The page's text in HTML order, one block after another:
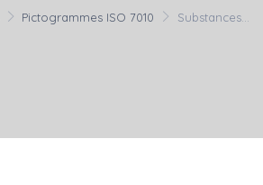
Pictogrammes ISO 7010 Substances...